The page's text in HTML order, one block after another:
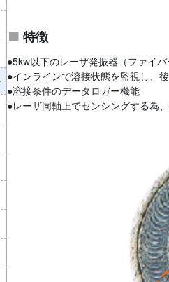
特徴
●5kw以下のレーザ発振器（ファイ
●インラインで溶接状態を監視し、
●溶接条件のデータロガー機能
●レーザ同軸上でセンシングする為